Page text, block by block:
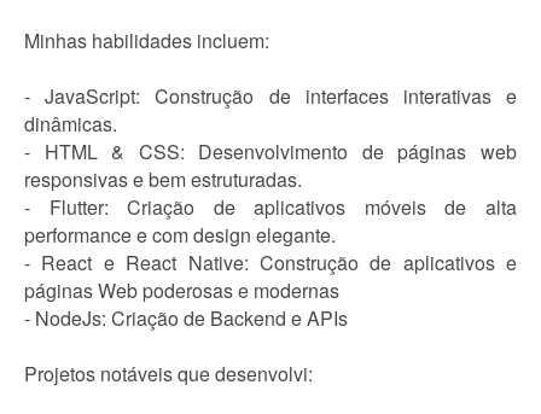
Minhas habilidades incluem:
- JavaScript: Construção de interfaces interativas e
dinâmicas.
- HTML & CSS: Desenvolvimento de páginas web
responsivas e bem estruturadas.
- Flutter: Criação de aplicativos móveis de alta
performance e com design elegante.
- React e React Native: Construção de aplicativos e
páginas Web poderosas e modernas
- NodeJs: Criação de Backend e APIs
Projetos notáveis que desenvolvi: